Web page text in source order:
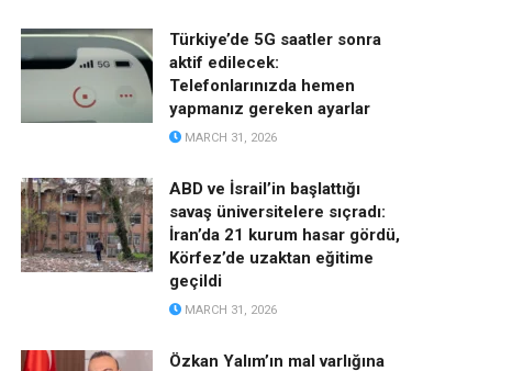
Türkiye’de 5G saatler sonra
aktif edilecek:
Telefonlarınızda hemen
yapmanız gereken ayarlar
MARCH 31, 2026
ABD ve İsrail’in başlattığı
savaş üniversitelere sıçradı:
İran’da 21 kurum hasar gördü,
Körfez’de uzaktan eğitime
geçildi
MARCH 31, 2026
Özkan Yalım’ın mal varlığına